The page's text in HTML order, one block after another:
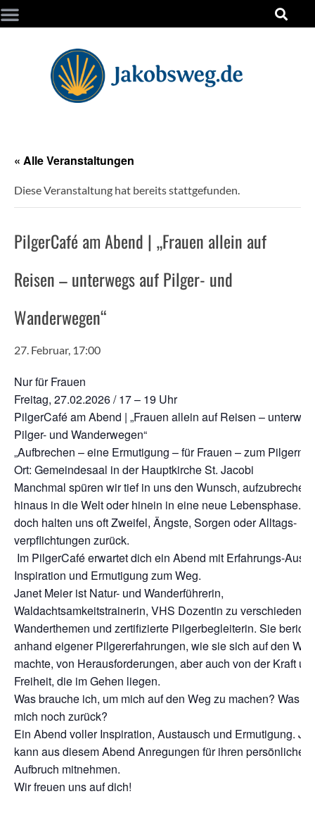
« Alle Veranstaltungen
Diese Veranstaltung hat bereits stattgefunden.
PilgerCafé am Abend | „Frauen allein auf
Reisen – unterwegs auf Pilger- und
Wanderwegen“
27. Februar, 17:00
Nur für Frauen
Freitag, 27.02.2026 / 17 – 19 Uhr
PilgerCafé am Abend | „Frauen allein auf Reisen –
Pilger- und Wanderwegen“
„Aufbrechen – eine Ermutigung – für Frauen – zum Pilgern“
Ort: Gemeindesaal in der Hauptkirche St. Jacobi
Manchmal spüren wir tief in uns den Wunsch, aufzubrechen
hinaus in die Welt oder hinein in eine neue Lebensphase.
doch halten uns oft Zweifel, Ängste, Sorgen oder Alltags-
verpflichtungen zurück.
Im PilgerCafé erwartet dich ein Abend mit Erfahrungs-
Inspiration und Ermutigung zum Weg.
Janet Meier ist Natur- und Wanderführerin,
Waldachtsamkeitstrainerin, VHS Dozentin zu verschiedenen
Wanderthemen und zertifizierte Pilgerbegleiterin. Sie
anhand eigener Pilgererfahrungen, wie sie sich auf den Weg
machte, von Herausforderungen, aber auch von der Kraft
Freiheit, die im Gehen liegen.
Was brauche ich, um mich auf den Weg zu machen? Was
mich noch zurück?
Ein Abend voller Inspiration, Austausch und Ermutigung.
kann aus diesem Abend Anregungen für ihren persönlichen
Aufbruch mitnehmen.
Wir freuen uns auf dich!